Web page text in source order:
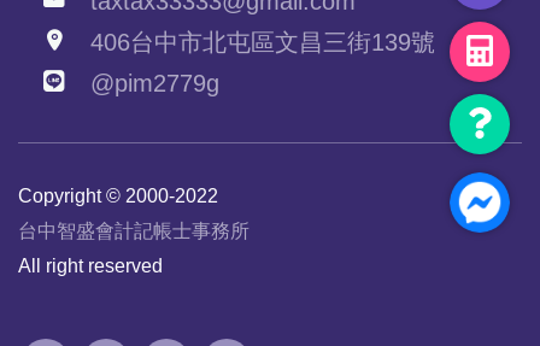
406台中市北屯區文昌三街139號
@pim2779g
Copyright © 2000-2022
台中智盛會計記帳士事務所
All right reserved